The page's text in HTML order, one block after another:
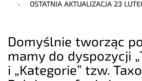
OSTATNIA AKTUALIZACJA 23
Domyślnie tworząc
mamy do dyspozycji
i „Kategorie” tzw.